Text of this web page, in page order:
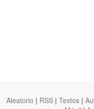
Aleatorio | RSS | Textos |